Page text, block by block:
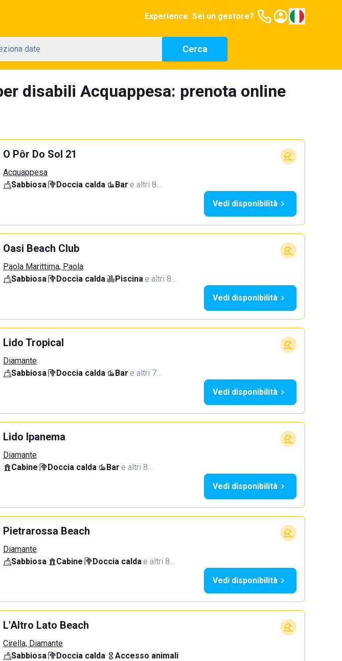
Experience Sei un gestore?
date Cerca
disabili Acquappesa: prenota online
O Pôr Do Sol 21
Acquappesa
Sabbiosa· Doccia calda· Bar·e altri 8…
Vedi disponibilità
Oasi Beach Club
Paola Marittima, Paola
Sabbiosa· Doccia calda· Piscina·e altri 8…
Vedi disponibilità
Lido Tropical
Diamante
Sabbiosa· Doccia calda· Bar·e altri 7…
Vedi disponibilità
Lido Ipanema
Diamante
Cabine· Doccia calda· Bar·e altri 8…
Vedi disponibilità
Pietrarossa Beach
Diamante
Sabbiosa· Cabine· Doccia calda·e altri 8…
Vedi disponibilità
L'Altro Lato Beach
Cirella, Diamante
Sabbiosa· Doccia calda· Accesso animali·